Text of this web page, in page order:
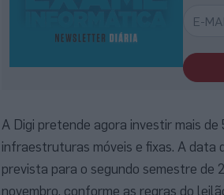
A Digi pretende agora investir mais
infraestruturas móveis e fixas. A data
prevista para o segundo semestre de
novembro, conforme as regras do